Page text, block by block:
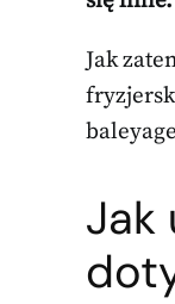
Jak
Jak